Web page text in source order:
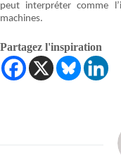
peut interpréter comme
machines.
Partagez l'inspiration